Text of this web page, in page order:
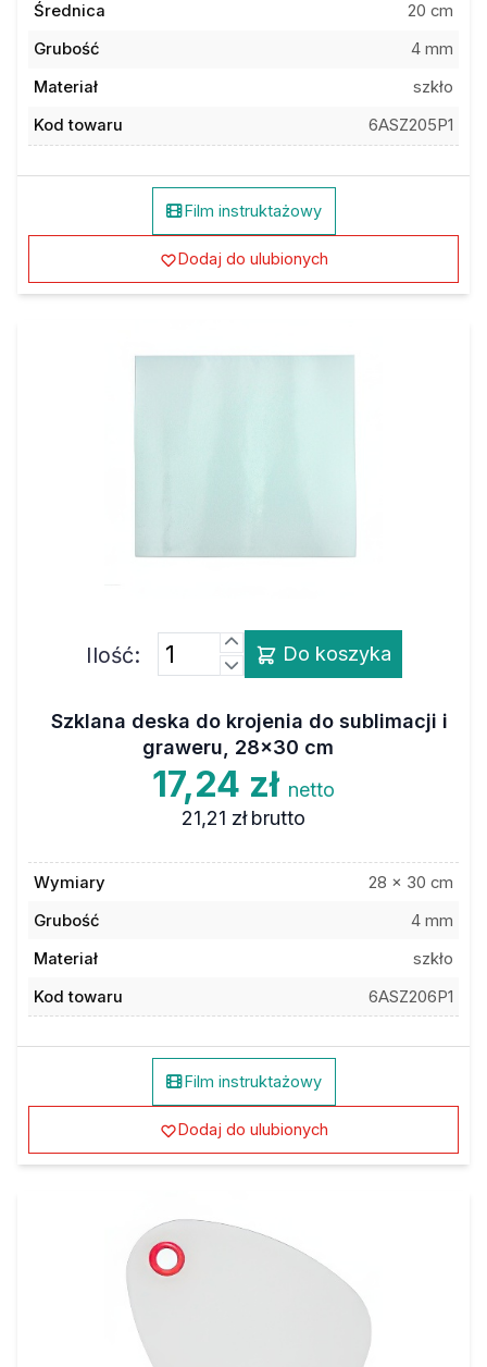
Średnica
20 cm
Grubość
4 mm
Materiał
szkło
Kod towaru
6ASZ205P1
Film instruktażowy
Dodaj do ulubionych
Ilość: Do koszyka
Szklana deska do krojenia do sublimacji i
graweru, 28x30 cm
17,24 zł netto
21,21 zł brutto
Wymiary
28 x 30 cm
Grubość
4 mm
Materiał
szkło
Kod towaru
6ASZ206P1
Film instruktażowy
Dodaj do ulubionych